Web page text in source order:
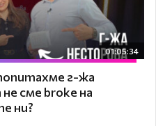
01:05:34
г-жа
сме broke на
ни?